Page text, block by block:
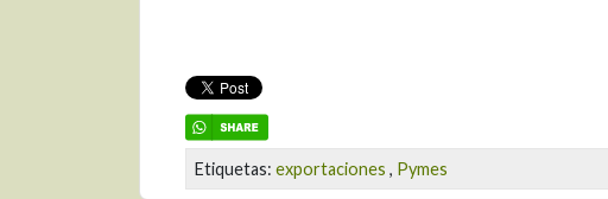
Etiquetas: exportaciones , Pymes